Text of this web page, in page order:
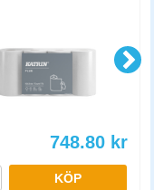
748.80 kr
KÖP